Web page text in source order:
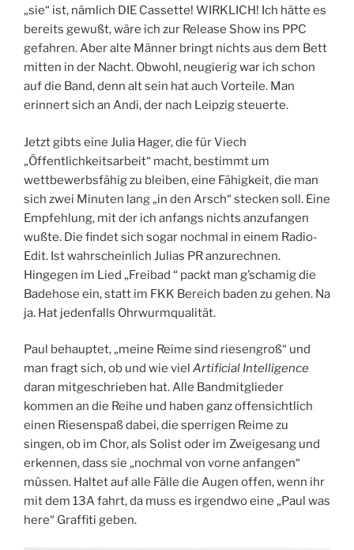
„sie“ ist, nämlich DIE Cassette! WIRKLICH! Ich hätte es
bereits gewußt, wäre ich zur Release Show ins PPC
gefahren. Aber alte Männer bringt nichts aus dem Bett
mitten in der Nacht. Obwohl, neugierig war ich schon
auf die Band, denn alt sein hat auch Vorteile. Man
erinnert sich an Andi, der nach Leipzig steuerte.
Jetzt gibts eine Julia Hager, die für Viech
„Öffentlichkeitsarbeit“ macht, bestimmt um
wettbewerbsfähig zu bleiben, eine Fähigkeit, die man
sich zwei Minuten lang „in den Arsch“ stecken soll. Eine
Empfehlung, mit der ich anfangs nichts anzufangen
wußte. Die findet sich sogar nochmal in einem Radio-
Edit. Ist wahrscheinlich Julias PR anzurechnen.
Hingegen im Lied „Freibad “ packt man g’schamig die
Badehose ein, statt im FKK Bereich baden zu gehen. Na
ja. Hat jedenfalls Ohrwurmqualität.
Paul behauptet, „meine Reime sind riesengroß“ und
man fragt sich, ob und wie viel Artificial Intelligence
daran mitgeschrieben hat. Alle Bandmitglieder
kommen an die Reihe und haben ganz offensichtlich
einen Riesenspaß dabei, die sperrigen Reime zu
singen, ob im Chor, als Solist oder im Zweigesang und
erkennen, dass sie „nochmal von vorne anfangen“
müssen. Haltet auf alle Fälle die Augen offen, wenn ihr
mit dem 13A fahrt, da muss es irgendwo eine „Paul was
here“ Graffiti geben.